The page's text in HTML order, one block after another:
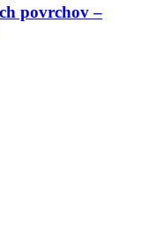
povrchov –